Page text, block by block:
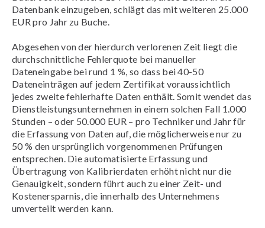
Datenbank einzugeben, schlägt das mit weiteren 25.000
EUR pro Jahr zu Buche.
Abgesehen von der hierdurch verlorenen Zeit liegt die
durchschnittliche Fehlerquote bei manueller
Dateneingabe bei rund 1 %, so dass bei 40-50
Dateneinträgen auf jedem Zertifikat voraussichtlich
jedes zweite fehlerhafte Daten enthält. Somit wendet das
Dienstleistungsunternehmen in einem solchen Fall 1.000
Stunden – oder 50.000 EUR – pro Techniker und Jahr für
die Erfassung von Daten auf, die möglicherweise nur zu
50 % den ursprünglich vorgenommenen Prüfungen
entsprechen. Die automatisierte Erfassung und
Übertragung von Kalibrierdaten erhöht nicht nur die
Genauigkeit, sondern führt auch zu einer Zeit- und
Kostenersparnis, die innerhalb des Unternehmens
umverteilt werden kann.